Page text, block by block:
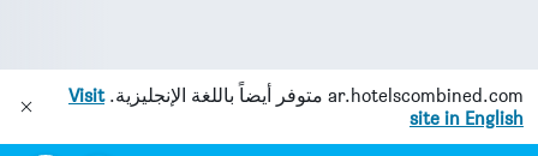
ar.hotelscombined.com متوفر أيضاً باللغة الإنجليزية.Visit
site in English